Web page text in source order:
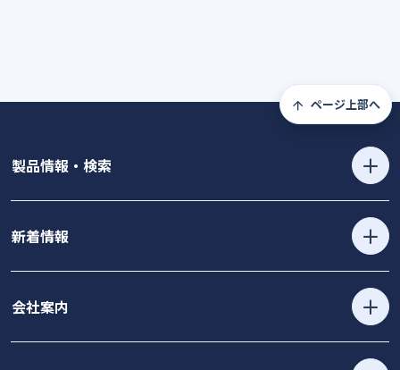
ページ上部へ
製品情報・検索
新着情報
会社案内